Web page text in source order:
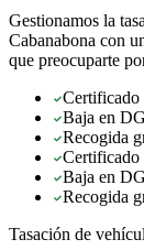
Gestionamos la
Cabanabona con
que preocuparte
Certificado
Baja en
Recogida
Certificado
Baja en
Recogida
Tasación de